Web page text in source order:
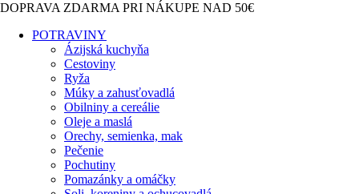
DOPRAVA ZDARMA PRI NÁKUPE NAD 50€
POTRAVINY
Ázijská kuchyňa
Cestoviny
Ryža
Múky a zahusťovadlá
Obilniny a cereálie
Oleje a maslá
Orechy, semienka, mak
Pečenie
Pochutiny
Pomazánky a omáčky